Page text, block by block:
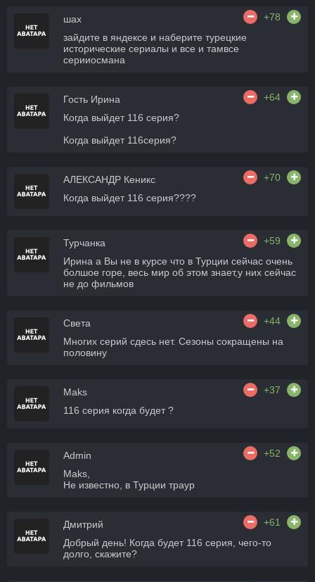
шах
+78
зайдите в яндексе и наберите турецкие
исторические сериалы и все и тамвсе
серииосмана
Гость Ирина
+64
Когда выйдет 116 серия?
Когда выйдет 116серия?
АЛЕКСАНДР Кеникс
+70
Когда выйдет 116 серия????
Турчанка
+59
Ирина а Вы не в курсе что в Турции сейчас очень
болшое горе, весь мир об этом знает,у них сейчас
не до фильмов
Света
+44
Многих серий сдесь нет. Сезоны сокращены на
половину
Maks
+37
116 серия когда будет ?
Admin
+52
Maks,
Не известно, в Турции траур
Дмитрий
+61
Добрый день! Когда будет 116 серия, чего-то
долго, скажите?